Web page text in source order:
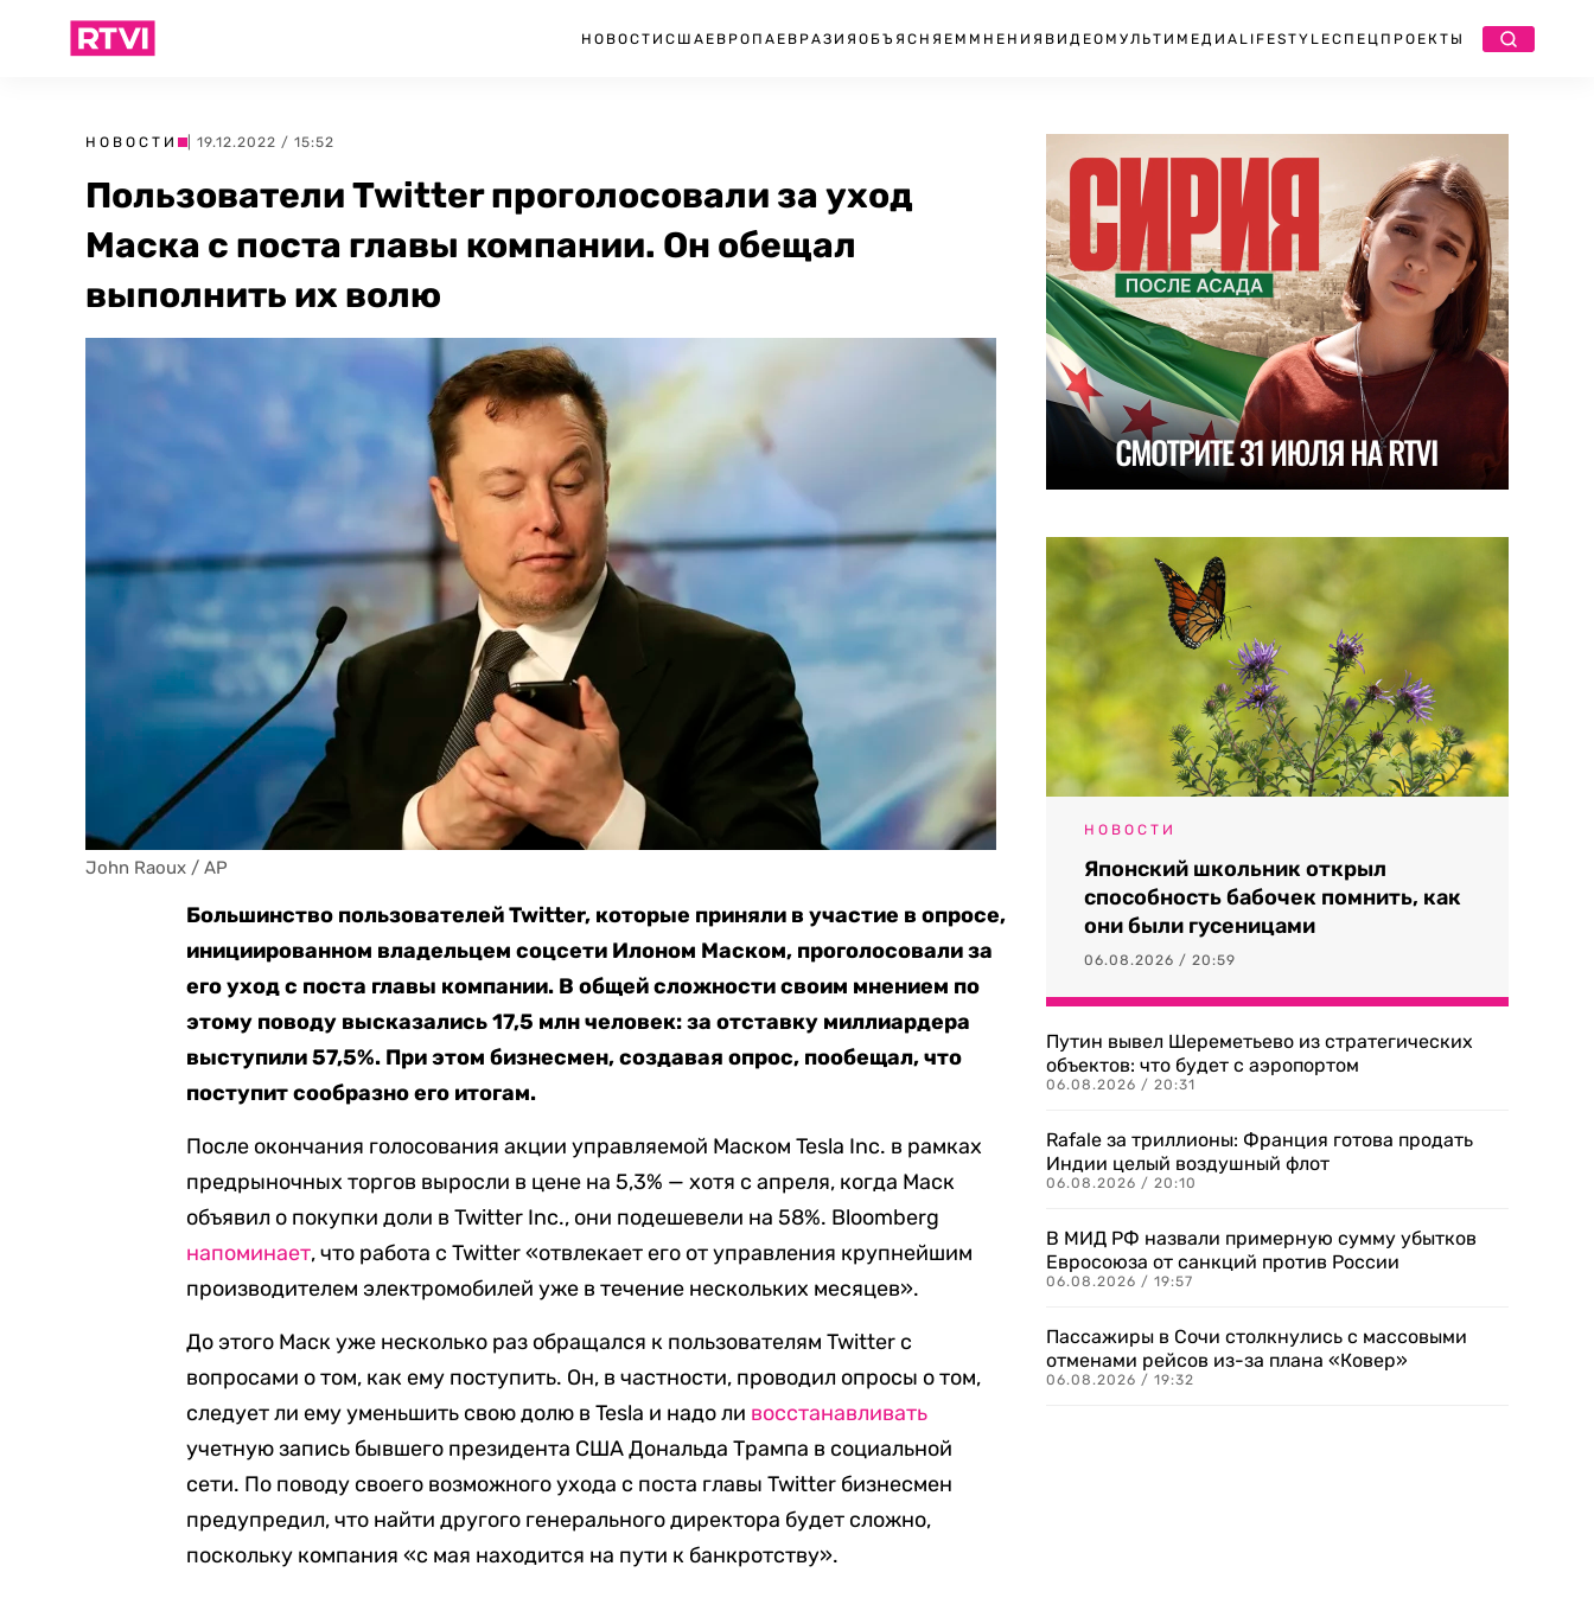
НОВОСТИ США ЕВРОПА ЕВРАЗИЯ ОБЪЯСНЯЕМ МНЕНИЯ ВИДЕО МУЛЬТИМЕДИА LIFESTYLEСПЕЦПРОЕКТЫ
НОВОСТИ | 19.12.2022 / 15:52
Пользователи Twitter проголосовали за уход
Маска с поста главы компании. Он обещал
выполнить их волю
John Raoux / AP
Большинство пользователей Twitter, которые приняли в участие в опросе,
инициированном владельцем соцсети Илоном Маском, проголосовали за
его уход с поста главы компании. В общей сложности своим мнением по
этому поводу высказались 17,5 млн человек: за отставку миллиардера
выступили 57,5%. При этом бизнесмен, создавая опрос, пообещал, что
поступит сообразно его итогам.
После окончания голосования акции управляемой Маском Tesla Inc. в рамках
предрыночных торгов выросли в цене на 5,3% — хотя с апреля, когда Маск
объявил о покупки доли в Twitter Inc., они подешевели на 58%. Bloomberg
напоминает, что работа с Twitter «отвлекает его от управления крупнейшим
производителем электромобилей уже в течение нескольких месяцев».
До этого Маск уже несколько раз обращался к пользователям Twitter с
вопросами о том, как ему поступить. Он, в частности, проводил опросы о том,
следует ли ему уменьшить свою долю в Tesla и надо ли восстанавливать
учетную запись бывшего президента США Дональда Трампа в социальной
сети. По поводу своего возможного ухода с поста главы Twitter бизнесмен
предупредил, что найти другого генерального директора будет сложно,
поскольку компания «с мая находится на пути к банкротству».
НОВОСТИ
Японский школьник открыл
способность бабочек помнить, как
они были гусеницами
06.08.2026 / 20:59
Путин вывел Шереметьево из стратегических
объектов: что будет с аэропортом
06.08.2026 / 20:31
Rafale за триллионы: Франция готова продать
Индии целый воздушный флот
06.08.2026 / 20:10
В МИД РФ назвали примерную сумму убытков
Евросоюза от санкций против России
06.08.2026 / 19:57
Пассажиры в Сочи столкнулись с массовыми
отменами рейсов из-за плана «Ковер»
06.08.2026 / 19:32